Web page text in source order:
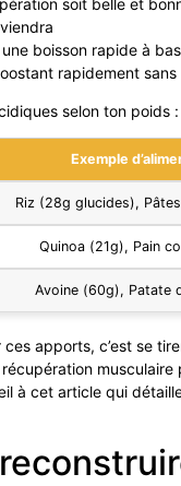
boisson rapide à
rapidement sans
selon ton poids :
Exemple
Riz (28g glucides),
Quinoa (21g), Pain
Avoine (60g), Patate
apports, c’est se
musculaire
à cet article qui